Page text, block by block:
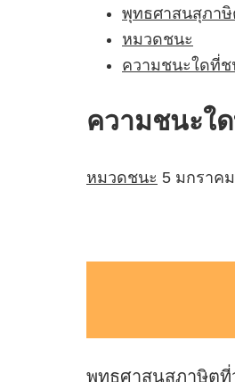
พุทธศาสนสุภา
หมวดชนะ
ความชนะใดที่
ความชนะใ
หมวดชนะ 5 มกราค
พุทธศาสนสุภาษิตที่